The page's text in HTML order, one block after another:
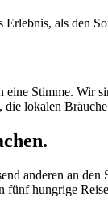
Erlebnis, als den
eine Stimme. Wir
lokalen
anderen an
hungrige